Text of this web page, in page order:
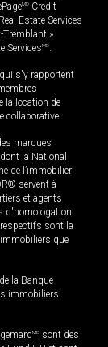
MD Credit
Estate Services
Tremblant »
ServicesMD.
s'y rapportent
la location de
collaborative.
marques
la National
de l’immobilier
servent à
et agents
d'homologation
sont la
que
la Banque
immobiliers
MD sont des